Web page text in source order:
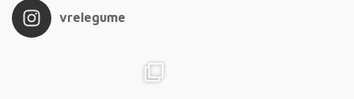
vrelegume